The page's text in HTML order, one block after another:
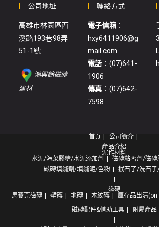
公司地址
高雄市林園區西
溪路193巷98弄
51-1號
鴻興餘磁磚
建材:
聯絡方式
電子信箱：
hxy6411906@g
mail.com
電話：(07)641-
1906
傳真：(07)642-
7598
首頁
公司簡介
產品介紹
泥作材料
水泥/海菜膠精/水泥添加劑
磁磚黏著劑/磁
磁磚填縫劑/填縫泥/色粉
抿石子/洗石
磁磚
馬賽克磁磚
壁磚 地磚 木紋磚 庫存品出清(on
磁磚配件&輔助工具
附屬產品